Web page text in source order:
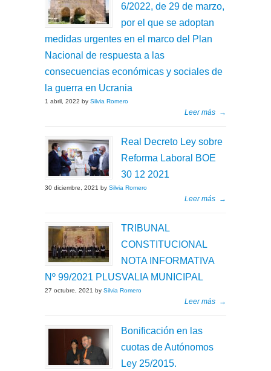
6/2022, de 29 de marzo,
por el que se adoptan
medidas urgentes en el marco del Plan
Nacional de respuesta a las
consecuencias económicas y sociales de
la guerra en Ucrania
1 abril, 2022 by Silvia Romero
Leer más →
Real Decreto Ley sobre
Reforma Laboral BOE
30 12 2021
30 diciembre, 2021 by Silvia Romero
Leer más →
TRIBUNAL
CONSTITUCIONAL
NOTA INFORMATIVA
Nº 99/2021 PLUSVALIA MUNICIPAL
27 octubre, 2021 by Silvia Romero
Leer más →
Bonificación en las
cuotas de Autónomos
Ley 25/2015.